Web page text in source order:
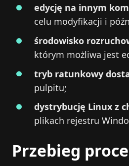
edycję na innym
celu modyfikacji i
środowisko
którym możliwa jest
tryb ratunkowy
pulpitu;
dystrybucję Linux z
plikach rejestru
Przebieg